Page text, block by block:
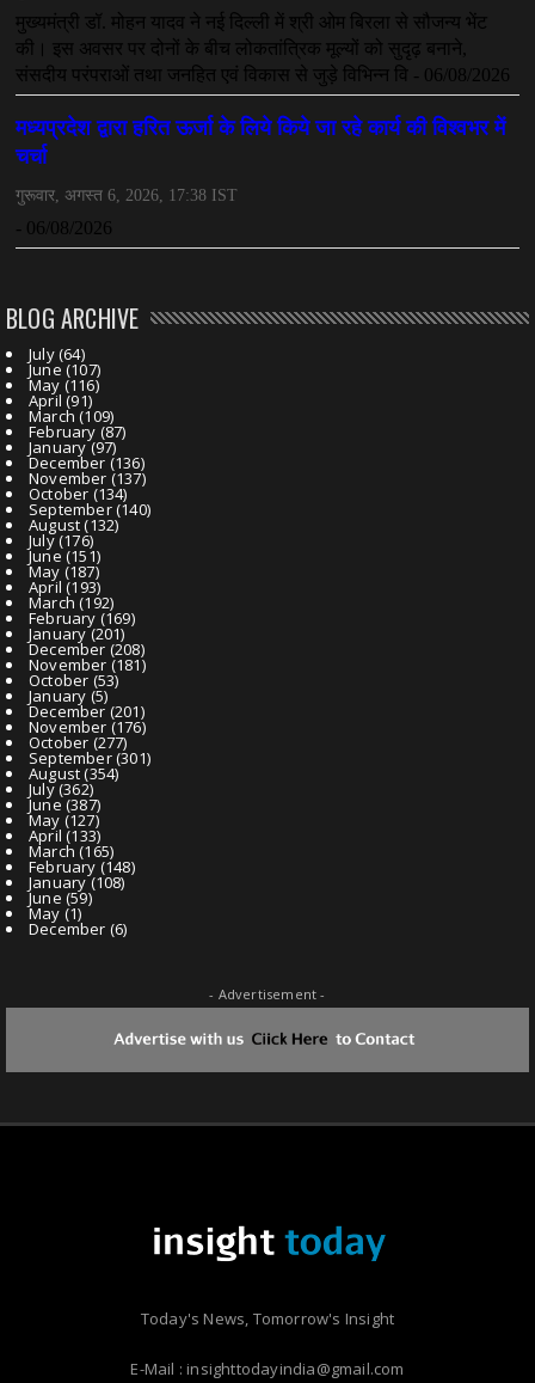
तीजन बाई को याद करेगा छत्तीसगढ़ का लोक कला जगत
July 07, 2026
BLOG ARCHIVE
July(64)
June(107)
May (116)
April (91)
March (109)
February (87)
January(97)
December (136)
November (137)
October (134)
September(140)
August(132)
July(176)
June(151)
May (187)
April (193)
March (192)
February (169)
January(201)
December (208)
November (181)
October (53)
January (5)
December(201)
November (176)
October (277)
September(301)
August(354)
July(362)
June(387)
May (127)
April (133)
March (165)
February (148)
January(108)
June (59)
May (1)
December (6)
- Advertisement -
Today's News, Tomorrow's Insight
E-Mail : insighttodayindia@gmail.com